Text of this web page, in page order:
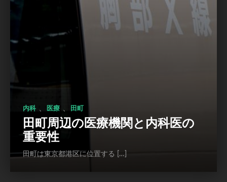
内科 医療 田町
田町周辺の医療機関と内科医の
重要性
田町は東京都港区に位置する […]